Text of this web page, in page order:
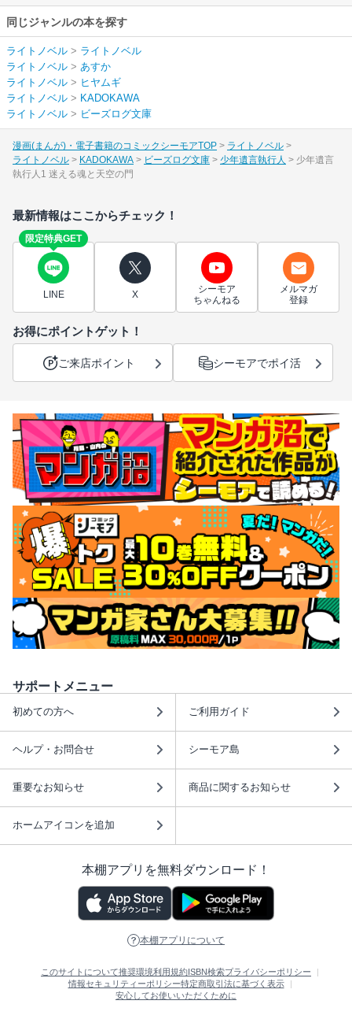
同じジャンルの本を探す
ライトノベル > ライトノベル
ライトノベル > あすか
ライトノベル > ヒヤムギ
ライトノベル > KADOKAWA
ライトノベル > ビーズログ文庫
漫画(まんが)・電子書籍のコミックシーモアTOP
ライトノベル
ライトノベル
KADOKAWA ビーズログ文庫 少年遺言執行人
少年遺言
執行人1 迷える魂と天空の門
最新情報はここからチェック！
限定特典GET
LINE X
シーモア
ちゃんねる
メルマガ
登録
お得にポイントゲット！
ご来店ポイント シーモアでポイ活
サポートメニュー
初めての方へ ご利用ガイド
ヘルプ・お問合せ シーモア島
重要なお知らせ 商品に関するお知らせ
ホームアイコンを追加
本棚アプリを無料ダウンロード！
本棚アプリについて
このサイトについて推奨環境利用規約 ISBN検索プライバシーポリシー
情報セキュリティーポリシー特定商取引法に基づく表示
安心してお使いいただくために